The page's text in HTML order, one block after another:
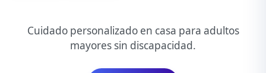
Cuidado personalizado en casa para adultos
mayores sin discapacidad.